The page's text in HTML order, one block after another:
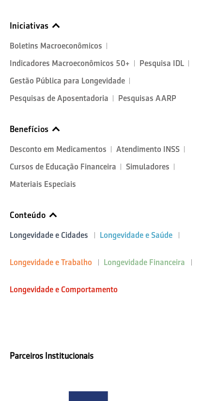
Iniciativas
Boletins Macroeconômicos
Indicadores Macroeconômicos 50+
Pesquisa IDL
Gestão Pública para Longevidade
Pesquisas de Aposentadoria
Pesquisas AARP
Benefícios
Desconto em Medicamentos
Atendimento INSS
Cursos de Educação Financeira
Simuladores
Materiais Especiais
Conteúdo
Longevidade e Cidades Longevidade e Saúde
Longevidade e Trabalho Longevidade Financeira
Longevidade e Comportamento
Parceiros Institucionais